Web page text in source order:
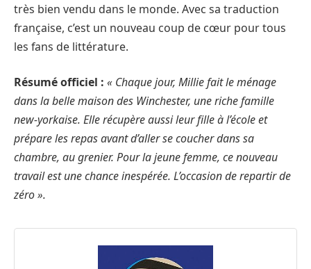
très bien vendu dans le monde. Avec sa traduction
française, c’est un nouveau coup de cœur pour tous
les fans de littérature.
Résumé officiel : « Chaque jour, Millie fait le ménage
dans la belle maison des Winchester, une riche famille
new-yorkaise. Elle récupère aussi leur fille à l’école et
prépare les repas avant d’aller se coucher dans sa
chambre, au grenier. Pour la jeune femme, ce nouveau
travail est une chance inespérée. L’occasion de repartir de
zéro ».